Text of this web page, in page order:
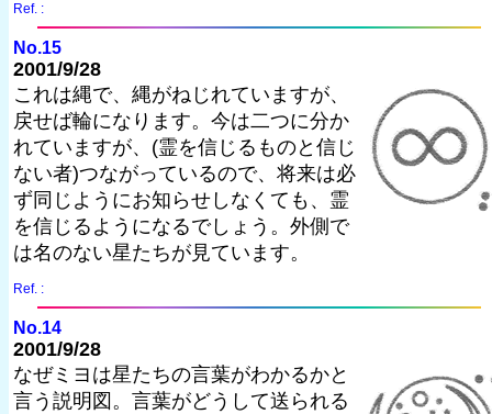
Ref. :
No.15
2001/9/28
これは縄で、縄がねじれていますが、
戻せば輪になります。今は二つに分か
れていますが、(霊を信じるものと信じ
ない者)つながっているので、将来は必
ず同じようにお知らせしなくても、霊
を信じるようになるでしょう。外側で
は名のない星たちが見ています。
Ref. :
No.14
2001/9/28
なぜミヨは星たちの言葉がわかるかと
言う説明図。言葉がどうして送られる